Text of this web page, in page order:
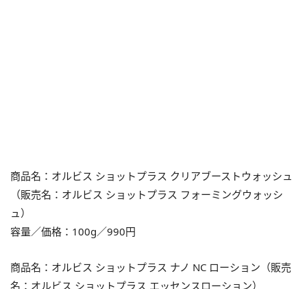
商品名：オルビス ショットプラス クリアブーストウォッシュ
（販売名：オルビス ショットプラス フォーミングウォッシ
ュ）
容量／価格：100g／990円
商品名：オルビス ショットプラス ナノ NC ローション（販売
名：オルビス ショットプラス エッセンスローション）